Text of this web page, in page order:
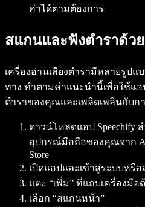
ค่าได้ตามต้องการ
สแกนและฟังตำราด้วย
เครื่องอ่านเสียงตำรามีหลายรูป
ทาง ทำตามคำแนะนำนี้เพื่อใช้แอ
ตำราของคุณและเพลิดเพลินกับก
ดาวน์โหลดแอป Speechify
อุปกรณ์มือถือของคุณจาก
Store
เปิดแอปและเข้าสู่ระบบหรื
แตะ “เพิ่ม” ที่แถบเครื่องมือ
เลือก “สแกนหน้า”